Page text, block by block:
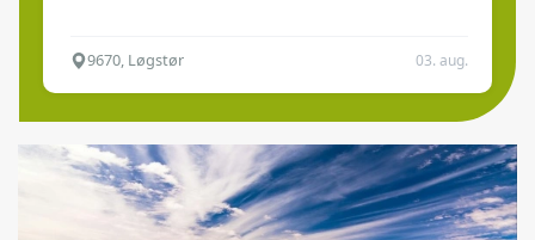
9670, Løgstør 03. aug.